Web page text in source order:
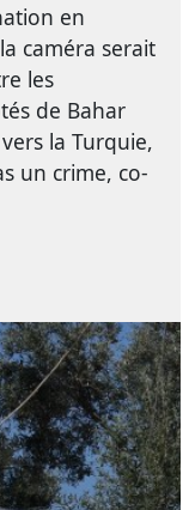
en
caméra serait
les
de Bahar
la Turquie,
un crime, co-